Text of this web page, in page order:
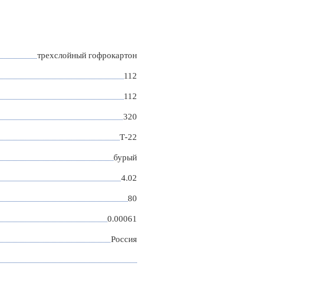
трехслойный гофрокартон
112
112
320
Т-22
бурый
4.02
80
0.00061
Россия